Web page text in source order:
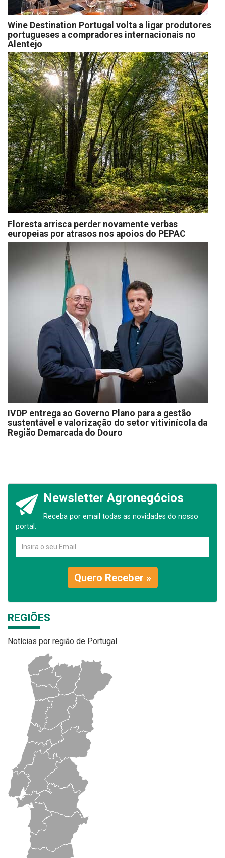
Wine Destination Portugal volta a ligar produtores
portugueses a compradores internacionais no
Alentejo
Floresta arrisca perder novamente verbas
europeias por atrasos nos apoios do PEPAC
IVDP entrega ao Governo Plano para a gestão
sustentável e valorização do setor vitivinícola da
Região Demarcada do Douro
Newsletter Agronegócios
Receba por email todas as novidades do nosso
portal.
Quero Receber »
REGIÕES
Notícias por região de Portugal